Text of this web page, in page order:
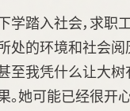
学踏入社会，求职
处的环境和社会阅
至我凭什么让大树
。她可能已经很开